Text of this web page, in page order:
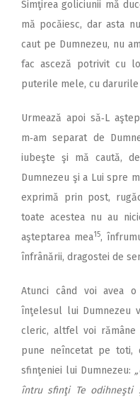
Simţirea goliciunii mă
mă pocăiesc, dar asta
caut pe Dumnezeu, nu
fac asceză potrivit cu
puterile mele, cu
Urmează apoi să‑L
m‑am separat de
iubeşte şi mă caută,
Dumnezeu şi a Lui spre
exprimă prin post,
toate acestea nu au
aşteptarea mea15,
înfrânării, dragostei de
Atunci când voi avea
înţelesul lui Dumnezeu
cleric, altfel voi rămâne
pune neîncetat pe toti,
sfinţeniei lui Dumnezeu:
întru sfinţi Te odihneşti